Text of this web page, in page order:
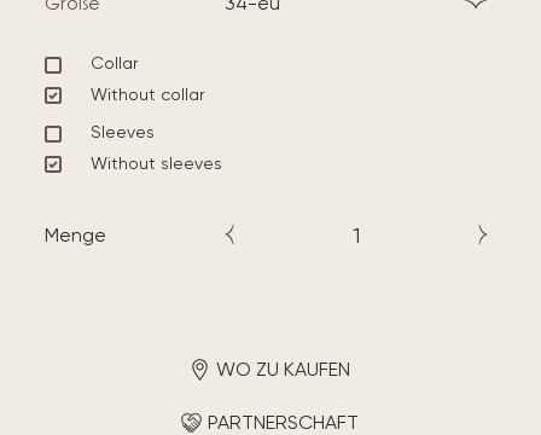
Collar
Without collar
Sleeves
Without sleeves
Menge
WO ZU KAUFEN
PARTNERSCHAFT